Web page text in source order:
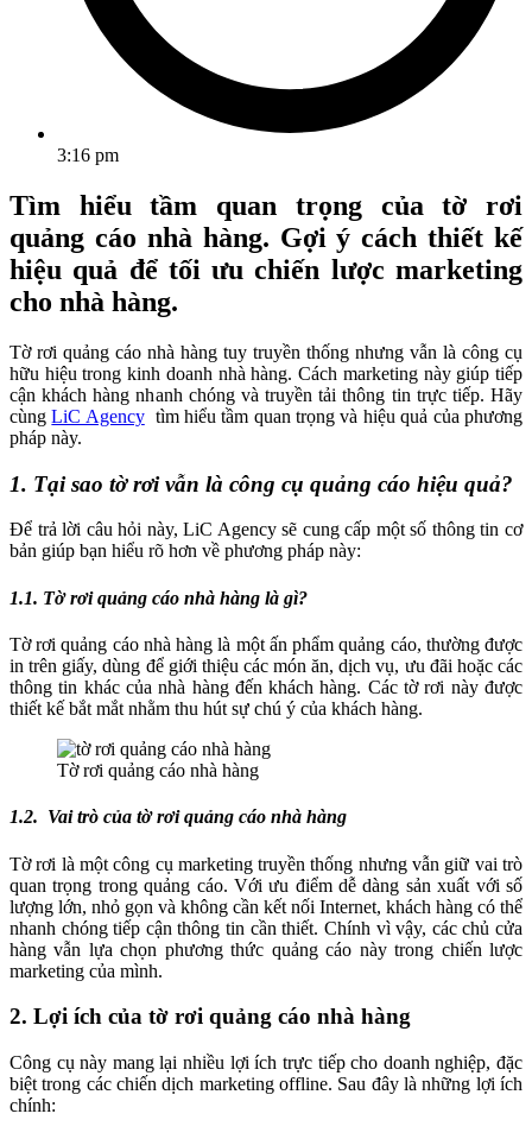
3:16 pm
Tìm hiểu tầm quan trọng của tờ rơi
quảng cáo nhà hàng. Gợi ý cách thiết kế
hiệu quả để tối ưu chiến lược marketing
cho nhà hàng.
Tờ rơi quảng cáo nhà hàng tuy truyền thống nhưng vẫn là công cụ
hữu hiệu trong kinh doanh nhà hàng. Cách marketing này giúp tiếp
cận khách hàng nhanh chóng và truyền tải thông tin trực tiếp. Hãy
cùngLiC Agencytìm hiểu tầm quan trọng và hiệu quả của phương
pháp này.
1. Tại sao tờ rơi vẫn là công cụ quảng cáo hiệu quả?
Để trả lời câu hỏi này, LiC Agency sẽ cung cấp một số thông tin cơ
bản giúp bạn hiểu rõ hơn về phương pháp này:
1.1. Tờ rơi quảng cáo nhà hàng là gì?
Tờ rơi quảng cáo nhà hàng là một ấn phẩm quảng cáo, thường được
in trên giấy, dùng để giới thiệu các món ăn, dịch vụ, ưu đãi hoặc các
thông tin khác của nhà hàng đến khách hàng. Các tờ rơi này được
thiết kế bắt mắt nhằm thu hút sự chú ý của khách hàng.
Tờ rơi quảng cáo nhà hàng
1.2. Vai trò của tờ rơi quảng cáo nhà hàng
Tờ rơi là một công cụ marketing truyền thống nhưng vẫn giữ vai trò
quan trọng trong quảng cáo. Với ưu điểm dễ dàng sản xuất với số
lượng lớn, nhỏ gọn và không cần kết nối Internet, khách hàng có thể
nhanh chóng tiếp cận thông tin cần thiết. Chính vì vậy, các chủ cửa
hàng vẫn lựa chọn phương thức quảng cáo này trong chiến lược
marketing của mình.
2. Lợi ích của tờ rơi quảng cáo nhà hàng
Công cụ này mang lại nhiều lợi ích trực tiếp cho doanh nghiệp, đặc
biệt trong các chiến dịch marketing offline. Sau đây là những lợi ích
chính: